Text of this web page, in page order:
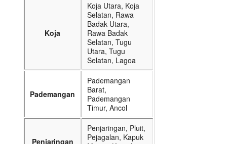
Koja
Koja Utara, Koja
Selatan, Rawa
Badak Utara,
Rawa Badak
Selatan, Tugu
Utara, Tugu
Selatan, Lagoa
Pademangan
Pademangan
Barat,
Pademangan
Timur, Ancol
Penjaringan
Penjaringan, Pluit,
Pejagalan, Kapuk